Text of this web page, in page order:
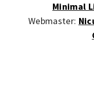
Minimal
Webmaster: